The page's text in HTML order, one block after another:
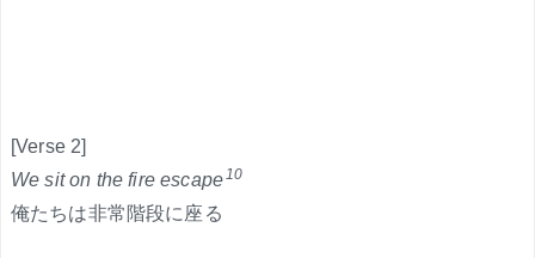
[Verse 2]
We sit on the fire escape10
俺たちは非常階段に座る